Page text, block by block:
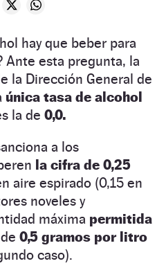
hay que beber para
Ante esta pregunta, la
la Dirección General de
única tasa de alcohol
la de 0,0.
a los
la cifra de 0,25
aire espirado (0,15 en
noveles y
máxima permitida
0,5 gramos por litro
caso).